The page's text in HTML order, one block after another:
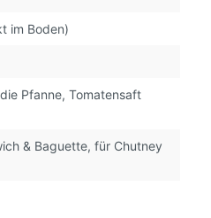
im Boden)
Pfanne, Tomatensaft
& Baguette, für Chutney